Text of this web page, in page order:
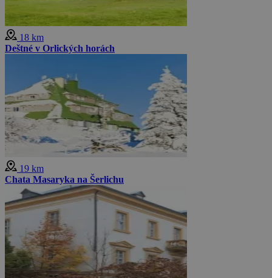
18 km
Deštné v Orlických horách
19 km
Chata Masaryka na Šerlichu